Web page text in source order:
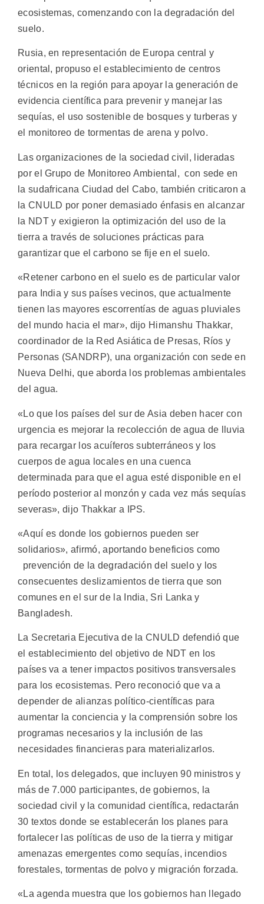
ecosistemas, comenzando con la degradación del
suelo.
Rusia, en representación de Europa central y
oriental, propuso el establecimiento de centros
técnicos en la región para apoyar la generación de
evidencia científica para prevenir y manejar las
sequías, el uso sostenible de bosques y turberas y
el monitoreo de tormentas de arena y polvo.
Las organizaciones de la sociedad civil, lideradas
por el Grupo de Monitoreo Ambiental, con sede en
la sudafricana Ciudad del Cabo, también criticaron a
la CNULD por poner demasiado énfasis en alcanzar
la NDT y exigieron la optimización del uso de la
tierra a través de soluciones prácticas para
garantizar que el carbono se fije en el suelo.
«Retener carbono en el suelo es de particular valor
para India y sus países vecinos, que actualmente
tienen las mayores escorrentías de aguas pluviales
del mundo hacia el mar», dijo Himanshu Thakkar,
coordinador de la Red Asiática de Presas, Ríos y
Personas (SANDRP), una organización con sede en
Nueva Delhi, que aborda los problemas ambientales
del agua.
«Lo que los países del sur de Asia deben hacer con
urgencia es mejorar la recolección de agua de lluvia
para recargar los acuíferos subterráneos y los
cuerpos de agua locales en una cuenca
determinada para que el agua esté disponible en el
período posterior al monzón y cada vez más sequías
severas», dijo Thakkar a IPS.
«Aquí es donde los gobiernos pueden ser
solidarios», afirmó, aportando beneficios como
prevención de la degradación del suelo y los
consecuentes deslizamientos de tierra que son
comunes en el sur de la India, Sri Lanka y
Bangladesh.
La Secretaria Ejecutiva de la CNULD defendió que
el establecimiento del objetivo de NDT en los
países va a tener impactos positivos transversales
para los ecosistemas. Pero reconoció que va a
depender de alianzas político-científicas para
aumentar la conciencia y la comprensión sobre los
programas necesarios y la inclusión de las
necesidades financieras para materializarlos.
En total, los delegados, que incluyen 90 ministros y
más de 7.000 participantes, de gobiernos, la
sociedad civil y la comunidad científica, redactarán
30 textos donde se establecerán los planes para
fortalecer las políticas de uso de la tierra y mitigar
amenazas emergentes como sequías, incendios
forestales, tormentas de polvo y migración forzada.
«La agenda muestra que los gobiernos han llegado